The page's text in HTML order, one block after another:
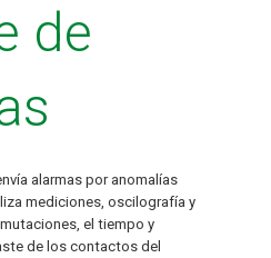
de
alarmas por anomalías
mediciones, oscilografía y
el tiempo y
de los contactos del